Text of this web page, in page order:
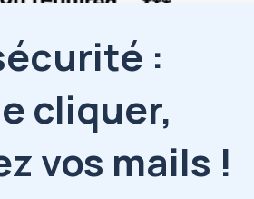
:
cliquer,
vos mails !